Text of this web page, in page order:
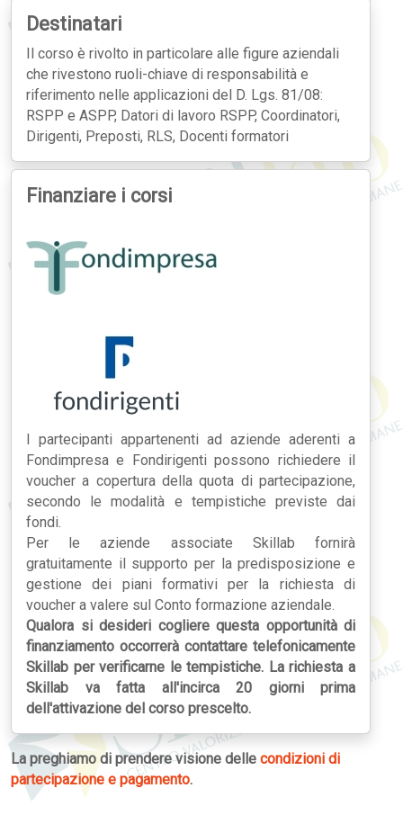
Destinatari
Il corso è rivolto in particolare alle figure aziendali
che rivestono ruoli-chiave di responsabilità e
riferimento nelle applicazioni del D. Lgs. 81/08:
RSPP e ASPP, Datori di lavoro RSPP, Coordinatori,
Dirigenti, Preposti, RLS, Docenti formatori
Finanziare i corsi
I partecipanti appartenenti ad aziende aderenti a
Fondimpresa e Fondirigenti possono richiedere il
voucher a copertura della quota di partecipazione,
secondo le modalità e tempistiche previste dai
fondi.
Per le aziende associate Skillab fornirà
gratuitamente il supporto per la predisposizione e
gestione dei piani formativi per la richiesta di
voucher a valere sul Conto formazione aziendale.
Qualora si desideri cogliere questa opportunità di
finanziamento occorrerà contattare telefonicamente
Skillab per verificarne le tempistiche. La richiesta a
Skillab va fatta all'incirca 20 giorni prima
dell'attivazione del corso prescelto.
La preghiamo di prendere visione delle condizioni di
partecipazione e pagamento.